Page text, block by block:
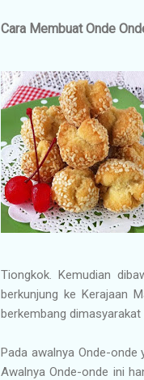
Cara Membuat Onde
Tiongkok. Kemudian
berkunjung ke Kerajaan
berkembang
Pada awalnya Onde-onde
Awalnya Onde-onde ini